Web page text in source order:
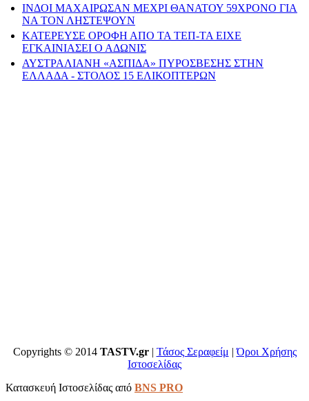
ΙΝΔΟΙ ΜΑΧΑΙΡΩΣΑΝ ΜΕΧΡΙ ΘΑΝΑΤΟΥ 59ΧΡΟΝΟ ΓΙΑ
ΝΑ ΤΟΝ ΛΗΣΤΕΨΟΥΝ
ΚΑΤΕΡΕΥΣΕ ΟΡΟΦΗ ΑΠΟ ΤΑ ΤΕΠ-ΤΑ ΕΙΧΕ
ΕΓΚΑΙΝΙΑΣΕΙ Ο ΑΔΩΝΙΣ
ΑΥΣΤΡΑΛΙΑΝΗ «ΑΣΠΙΔΑ» ΠΥΡΟΣΒΕΣΗΣ ΣΤΗΝ
ΕΛΛΑΔΑ - ΣΤΟΛΟΣ 15 ΕΛΙΚΟΠΤΕΡΩΝ
Copyrights © 2014 TASTV.gr| Τάσος Σεραφείμ |Όροι Χρήσης
Ιστοσελίδας
Κατασκευή Ιστοσελίδας από BNS PRO